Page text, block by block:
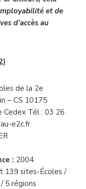
et de
d’accès au
de la 2e
– CS 10175
Cedex Tél : 03 26
e2c.fr
: 2004
139 sites-Écoles /
5 régions